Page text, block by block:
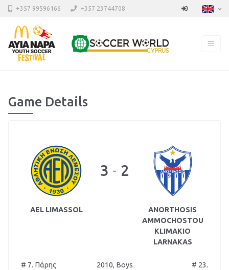
+357 99596166 +357 23744708
Game Details
3 - 2
AEL LIMASSOL
ANORTHOSIS
AMMOCHOSTOU
KLIMAKIO
LARNAKAS
# 7. Πάρης
2010, Boys
# 23.